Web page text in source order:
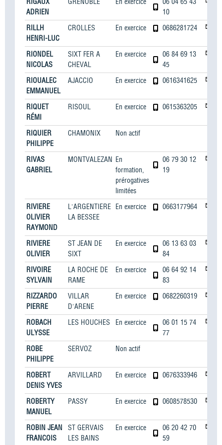
ADRIEN
10
RILLH
HENRI-LUC
CROLLES En exercice 0686281724
RIONDEL
NICOLAS
SIXT FER A
CHEVAL
En exercice
06 84 69 13
45
RIOUALEC
EMMANUEL
AJACCIO En exercice 0616341625
RIQUET
RÉMI
RISOUL En exercice 0615363205
RIQUIER
PHILIPPE
CHAMONIX Non actif
RIVAS
GABRIEL
MONTVALEZAN En
formation,
prérogatives
limitées
06 79 30 12
19
RIVIERE
OLIVIER
RAYMOND
L'ARGENTIERE
LA BESSEE
En exercice 0663177964
RIVIERE
OLIVIER
ST JEAN DE
SIXT
En exercice
06 13 63 03
84
RIVOIRE
SYLVAIN
LA ROCHE DE
RAME
En exercice
06 64 92 14
83
RIZZARDO
PIERRE
VILLAR
D'ARENE
En exercice 0682260319
ROBACH
ULYSSE
LES HOUCHES En exercice
06 01 15 74
77
ROBE
PHILIPPE
SERVOZ Non actif
ROBERT
DENIS YVES
ARVILLARD En exercice 0676333946
ROBERTY
MANUEL
PASSY En exercice 0608578530
ROBIN JEAN
FRANCOIS
ST GERVAIS
LES BAINS
En exercice
06 20 42 70
59